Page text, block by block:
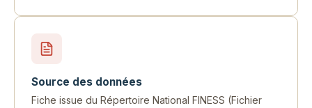
Source des données
Fiche issue du Répertoire National FINESS (Fichier